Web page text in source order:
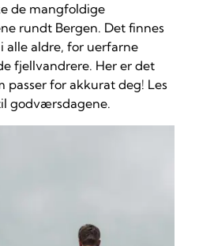
de mangfoldige
rundt Bergen. Det finnes
aldre, for uerfarne
fjellvandrere. Her er det
passer for akkurat deg! Les
godværsdagene.